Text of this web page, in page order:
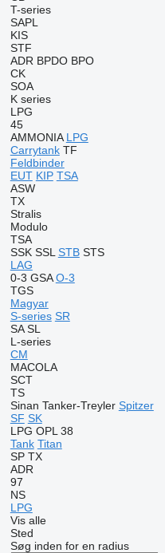
T-series
SAPL
KIS
STF
ADR BPDO BPO
CK
SOA
K series
LPG
45
AMMONIA LPG
Carrytank TF
Feldbinder
EUT KIP TSA
ASW
TX
Stralis
Modulo
TSA
SSK SSL STB STS
LAG
0-3 GSA O-3
TGS
Magyar
S-series SR
SA SL
L-series
CM
MACOLA
SCT
TS
Sinan Tanker-Treyler Spitzer
SF SK
LPG OPL 38
Tank Titan
SP TX
ADR
97
NS
LPG
Vis alle
Sted
Søg inden for en radius